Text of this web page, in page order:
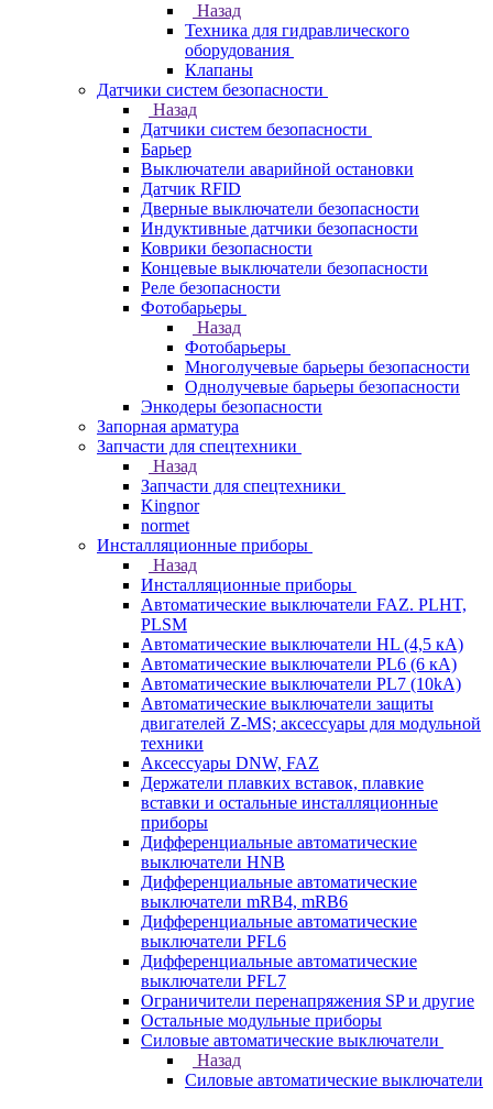
Назад
Техника для гидравлического
оборудования
Клапаны
Датчики систем безопасности
Назад
Датчики систем безопасности
Барьер
Выключатели аварийной остановки
Датчик RFID
Дверные выключатели безопасности
Индуктивные датчики безопасности
Коврики безопасности
Концевые выключатели безопасности
Реле безопасности
Фотобарьеры
Назад
Фотобарьеры
Многолучевые барьеры безопасности
Однолучевые барьеры безопасности
Энкодеры безопасности
Запорная арматура
Запчасти для спецтехники
Назад
Запчасти для спецтехники
Kingnor
normet
Инсталляционные приборы
Назад
Инсталляционные приборы
Автоматические выключатели FAZ. PLHT,
PLSM
Автоматические выключатели HL (4,5 кА)
Автоматические выключатели PL6 (6 кА)
Автоматические выключатели PL7 (10kA)
Автоматические выключатели защиты
двигателей Z-MS; аксессуары для модульной
техники
Аксессуары DNW, FAZ
Держатели плавких вставок, плавкие
вставки и остальные инсталляционные
приборы
Дифференциальные автоматические
выключатели HNB
Дифференциальные автоматические
выключатели mRB4, mRB6
Дифференциальные автоматические
выключатели PFL6
Дифференциальные автоматические
выключатели PFL7
Ограничители перенапряжения SP и другие
Остальные модульные приборы
Силовые автоматические выключатели
Назад
Силовые автоматические выключатели